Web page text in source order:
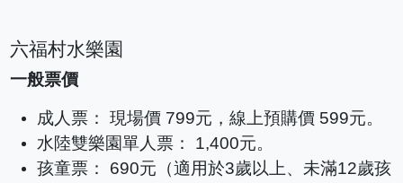
六福村水樂園
一般票價
成人票： 現場價 799元，線上預購價 599元。
水陸雙樂園單人票： 1,400元。
孩童票： 690元（適用於3歲以上、未滿12歲孩